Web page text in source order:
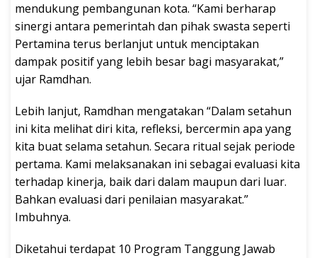
mendukung pembangunan kota. “Kami berharap
sinergi antara pemerintah dan pihak swasta seperti
Pertamina terus berlanjut untuk menciptakan
dampak positif yang lebih besar bagi masyarakat,”
ujar Ramdhan.
Lebih lanjut, Ramdhan mengatakan “Dalam setahun
ini kita melihat diri kita, refleksi, bercermin apa yang
kita buat selama setahun. Secara ritual sejak periode
pertama. Kami melaksanakan ini sebagai evaluasi kita
terhadap kinerja, baik dari dalam maupun dari luar.
Bahkan evaluasi dari penilaian masyarakat.”
Imbuhnya.
Diketahui terdapat 10 Program Tanggung Jawab